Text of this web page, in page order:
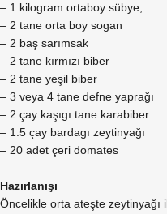
– 1 kilogram ortaboy sübye,
– 2 tane orta boy sogan
– 2 baş sarımsak
– 2 tane kırmızı biber
– 2 tane yeşil biber
– 3 veya 4 tane defne yaprağı
– 2 çay kaşıgı tane karabiber
– 1.5 çay bardagı zeytinyağı
– 20 adet çeri domates
Hazırlanışı
Öncelikle orta ateşte zeytinyağı